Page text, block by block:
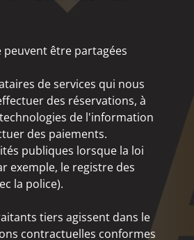
peuvent être partagées
de services qui nous
des réservations, à
de l'information
des paiements.
publiques lorsque la loi
exemple, le registre des
la police).
tiers agissent dans le
contractuelles conformes